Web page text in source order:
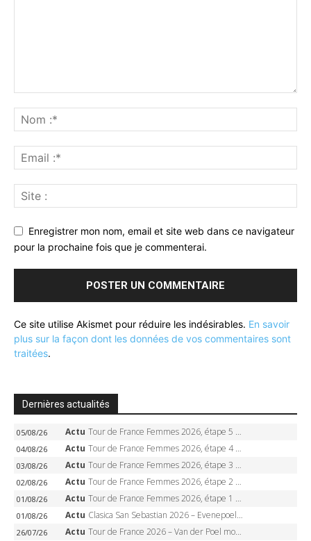
Enregistrer mon nom, email et site web dans ce navigateur
pour la prochaine fois que je commenterai.
Ce site utilise Akismet pour réduire les indésirables. En savoir
plus sur la façon dont les données de vos commentaires sont
traitées.
Dernières actualités
05/08/26 Actu Tour de France Femmes 2026, étape 5 – Demi Vollering gagne à Belleville, Reusser en jaune, Ferrand-Prévot coule
04/08/26 Actu Tour de France Femmes 2026, étape 4 – Marlen Reusser écrase le chrono, Ferrand-Prévot en crise
03/08/26 Actu Tour de France Femmes 2026, étape 3 – Sigrid Haugset en solitaire, 88 km d’échappée, maillot jaune
02/08/26 Actu Tour de France Femmes 2026, étape 2 – Lorena Wiebes doublé à Genève, Markus héroïque, 7e record
01/08/26 Actu Tour de France Femmes 2026, étape 1 – Lorena Wiebes intouchable à Lausanne, premier maillot jaune
01/08/26 Actu Clasica San Sebastian 2026 – Evenepoel recordman, 4e victoire, Carapaz battu au sprint
26/07/26 Actu Tour de France 2026 – Van der Poel monumental à Paris, Pogacar égale le record des cinq sacres